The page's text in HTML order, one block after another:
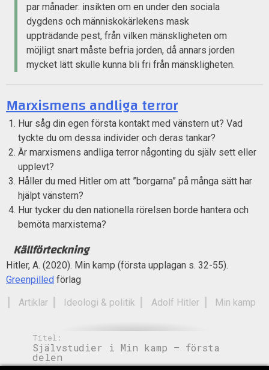
par månader: insikten om en under den sociala
dygdens och människokärlekens mask
uppträdande pest, från vilken mänskligheten om
möjligt snart måste befria jorden, då annars jorden
mycket lätt skulle kunna bli fri från mänskligheten.
Marxismens andliga terror
Hur såg din egen första kontakt med vänstern ut? Vad
tyckte du om dessa individer och deras tankar?
Är marxismens andliga terror någonting du själv sett eller
upplevt?
Håller du med Hitler om att ”borgarna” på många sätt har
hjälpt vänstern?
Hur tycker du den nationella rörelsen borde hantera och
bemöta marxisterna?
Källförteckning
Hitler, A. (2020). Min kamp (första upplagan s. 32-55).
Greenpilled förlag
Artiklar
Ideologi & politik Adolf Hitler Min kamp
Titel:
Självstudier i Min kamp – första
delen